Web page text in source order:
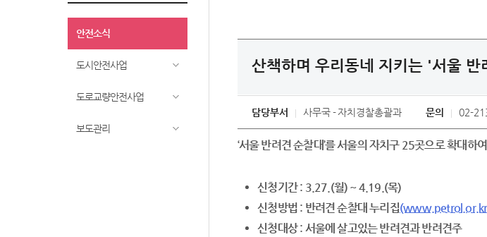
안전소식
도시안전사업
도로교량안전사업
보도관리
산책하며 우리동네 지키는 '서울
담당부서 사무국 자치경찰총괄과 문의 02-
‘서울 반려견 순찰대’를 서울의 자치구 25곳으로 확대하
신청기간 : 3.27.(월) ~ 4.19.(목)
신청방법 : 반려견 순찰대 누리집(www.petrol.or.kr
신청대상 : 서울에 살고있는 반려견과 반려견주